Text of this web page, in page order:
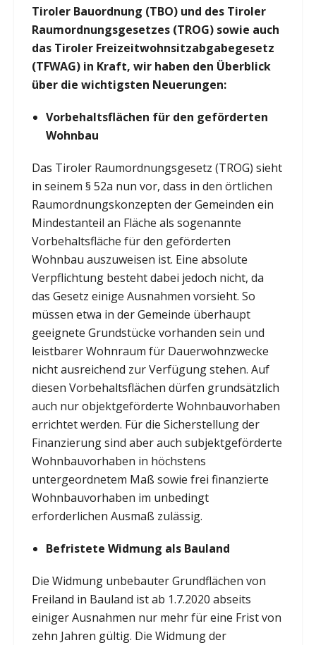
Tiroler Bauordnung (TBO) und des Tiroler
Raumordnungsgesetzes (TROG) sowie auch
das Tiroler Freizeitwohnsitzabgabegesetz
(TFWAG) in Kraft, wir haben den Überblick
über die wichtigsten Neuerungen:
Vorbehaltsflächen für den geförderten
Wohnbau
Das Tiroler Raumordnungsgesetz (TROG) sieht
in seinem § 52a nun vor, dass in den örtlichen
Raumordnungskonzepten der Gemeinden ein
Mindestanteil an Fläche als sogenannte
Vorbehaltsfläche für den geförderten
Wohnbau auszuweisen ist. Eine absolute
Verpflichtung besteht dabei jedoch nicht, da
das Gesetz einige Ausnahmen vorsieht. So
müssen etwa in der Gemeinde überhaupt
geeignete Grundstücke vorhanden sein und
leistbarer Wohnraum für Dauerwohnzwecke
nicht ausreichend zur Verfügung stehen. Auf
diesen Vorbehaltsflächen dürfen grundsätzlich
auch nur objektgeförderte Wohnbauvorhaben
errichtet werden. Für die Sicherstellung der
Finanzierung sind aber auch subjektgeförderte
Wohnbauvorhaben in höchstens
untergeordnetem Maß sowie frei finanzierte
Wohnbauvorhaben im unbedingt
erforderlichen Ausmaß zulässig.
Befristete Widmung als Bauland
Die Widmung unbebauter Grundflächen von
Freiland in Bauland ist ab 1.7.2020 abseits
einiger Ausnahmen nur mehr für eine Frist von
zehn Jahren gültig. Die Widmung der